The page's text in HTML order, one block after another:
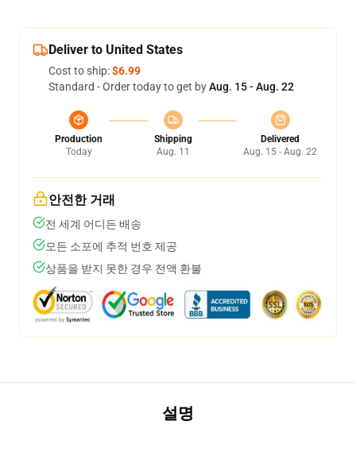
Deliver to United States
Cost to ship:$6.99
Standard - Order today to get byAug. 15 - Aug. 22
Production
Today
Shipping
Aug. 11
Delivered
Aug. 15 - Aug. 22
안전한 거래
전 세계 어디든 배송
모든 소포에 추적 번호 제공
상품을 받지 못한 경우 전액 환불
설명